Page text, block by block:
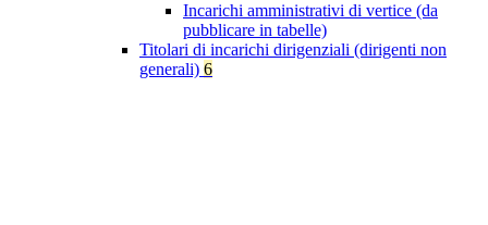
Incarichi amministrativi di vertice (da
pubblicare in tabelle)
Titolari di incarichi dirigenziali (dirigenti non
generali) 6